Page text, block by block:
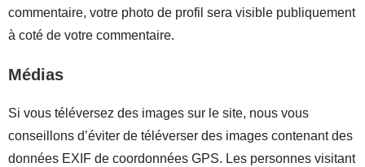
commentaire, votre photo de profil sera visible publiquement
à coté de votre commentaire.
Médias
Si vous téléversez des images sur le site, nous vous
conseillons d’éviter de téléverser des images contenant des
données EXIF de coordonnées GPS. Les personnes visitant